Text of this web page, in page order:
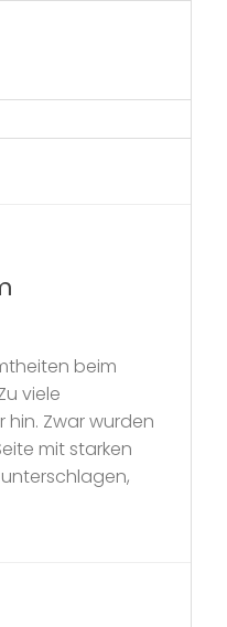
beim
viele
hin. Zwar wurden
mit starken